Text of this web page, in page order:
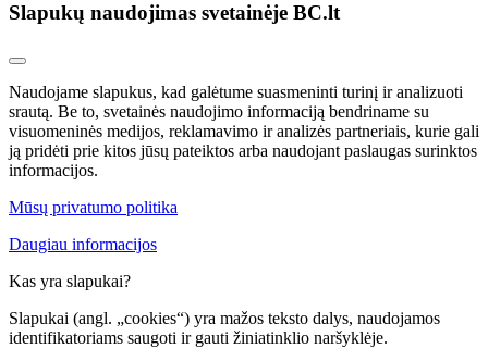
Slapukų naudojimas svetainėje BC.lt
Naudojame slapukus, kad galėtume suasmeninti turinį ir analizuoti
srautą. Be to, svetainės naudojimo informaciją bendriname su
visuomeninės medijos, reklamavimo ir analizės partneriais, kurie gali
ją pridėti prie kitos jūsų pateiktos arba naudojant paslaugas surinktos
informacijos.
Mūsų privatumo politika
Daugiau informacijos
Kas yra slapukai?
Slapukai (angl. „cookies“) yra mažos teksto dalys, naudojamos
identifikatoriams saugoti ir gauti žiniatinklio naršyklėje.